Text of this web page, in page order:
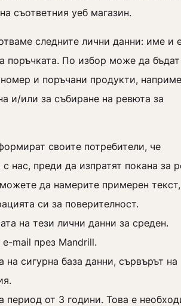
съответния уеб магазин.
следните лични данни: име и
поръчката. По избор може да бъдат
и поръчани продукти,
и/или за събиране на ревюта за
своите потребители, че
нас, преди да изпратят покана за
да намерите примерен текст,
си за поверителност.
на тези лични данни за среден.
mail през Mandrill.
сигурна база данни, сървърът на
период от 3 години. Това е